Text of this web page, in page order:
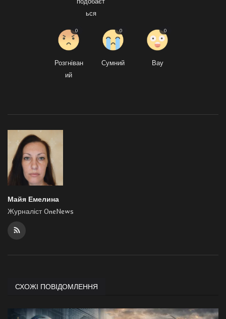
ься
Розгніван
ий
0
Сумний
0
Вау
0
Майя Емелина
Журналіст OneNews
СХОЖІ ПОВІДОМЛЕННЯ